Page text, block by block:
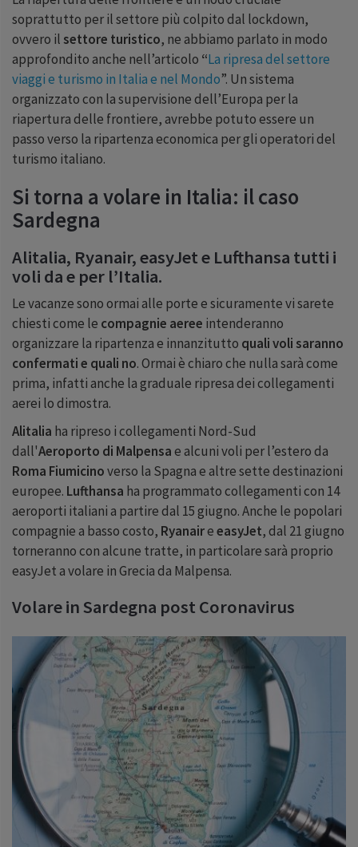
soprattutto per il settore più colpito dal lockdown,
ovvero il settore turistico, ne abbiamo parlato in modo
approfondito anche nell’articolo “La ripresa del settore
viaggi e turismo in Italia e nel Mondo”. Un sistema
organizzato con la supervisione dell’Europa per la
riapertura delle frontiere, avrebbe potuto essere un
passo verso la ripartenza economica per gli operatori del
turismo italiano.
Si torna a volare in Italia: il caso
Sardegna
Alitalia, Ryanair, easyJet e Lufthansa tutti i
voli da e per l’Italia.
Le vacanze sono ormai alle porte e sicuramente vi sarete
chiesti come le compagnie aeree intenderanno
organizzare la ripartenza e innanzitutto quali voli saranno
confermati e quali no. Ormai è chiaro che nulla sarà come
prima, infatti anche la graduale ripresa dei collegamenti
aerei lo dimostra.
Alitalia ha ripreso i collegamenti Nord-Sud
dall'Aeroporto di Malpensae alcuni voli per l’estero da
Roma Fiumicinoverso la Spagna e altre sette destinazioni
europee. Lufthansa ha programmato collegamenti con 14
aeroporti italiani a partire dal 15 giugno. Anche le popolari
compagnie a basso costo, RyanaireeasyJet, dal 21 giugno
torneranno con alcune tratte, in particolare sarà proprio
easyJet a volare in Grecia da Malpensa.
Volare in Sardegna post Coronavirus